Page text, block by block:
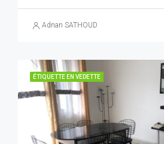
Adnan SATHOUD
ÉTIQUETTE EN VEDETTE